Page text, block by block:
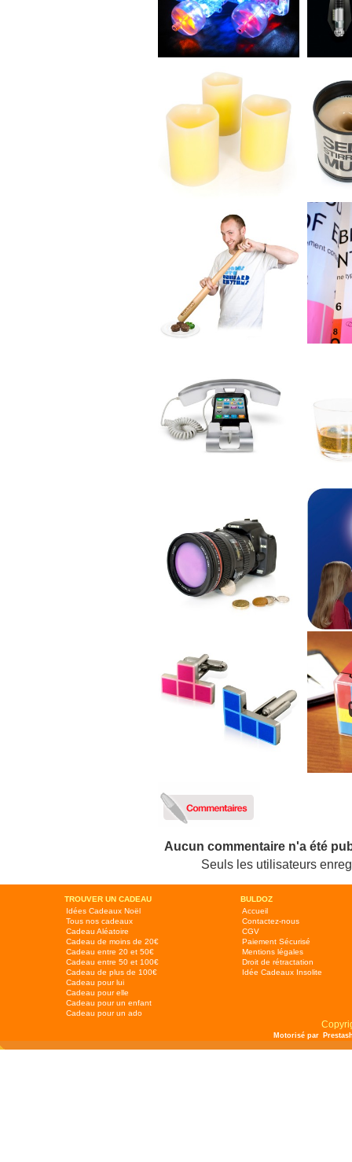
Aucun commentaire n'a été
Seuls les utilisateurs
TROUVER UN CADEAU
BULDOZ
Idées Cadeaux Noël
Tous nos cadeaux
Cadeau Aléatoire
Cadeau de moins de 20€
Cadeau entre 20 et 50€
Cadeau entre 50 et 100€
Cadeau de plus de 100€
Cadeau pour lui
Cadeau pour elle
Cadeau pour un enfant
Cadeau pour un ado
Accueil
Contactez-nous
CGV
Paiement Sécurisé
Mentions légales
Droit de rétractation
Idée Cadeaux Insolite
Motorisé par